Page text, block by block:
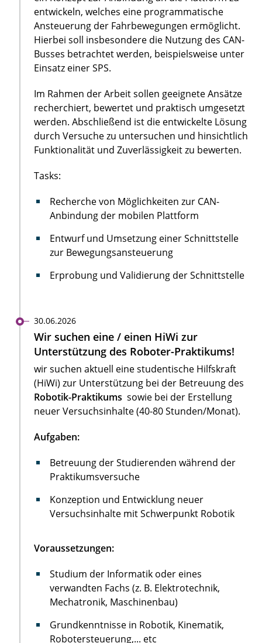
entwickeln, welches eine programmatische
Ansteuerung der Fahrbewegungen ermöglicht.
Hierbei soll insbesondere die Nutzung des CAN-
Busses betrachtet werden, beispielsweise unter
Einsatz einer SPS.
Im Rahmen der Arbeit sollen geeignete Ansätze
recherchiert, bewertet und praktisch umgesetzt
werden. Abschließend ist die entwickelte Lösung
durch Versuche zu untersuchen und hinsichtlich
Funktionalität und Zuverlässigkeit zu bewerten.
Tasks:
Recherche von Möglichkeiten zur CAN-
Anbindung der mobilen Plattform
Entwurf und Umsetzung einer Schnittstelle
zur Bewegungsansteuerung
Erprobung und Validierung der Schnittstelle
30.06.2026
Wir suchen eine / einen HiWi zur
Unterstützung des Roboter-Praktikums!
wir suchen aktuell eine studentische Hilfskraft
(HiWi) zur Unterstützung bei der Betreuung des
Robotik-Praktikums sowie bei der Erstellung
neuer Versuchsinhalte (40-80 Stunden/Monat).
Aufgaben:
Betreuung der Studierenden während der
Praktikumsversuche
Konzeption und Entwicklung neuer
Versuchsinhalte mit Schwerpunkt Robotik
Voraussetzungen:
Studium der Informatik oder eines
verwandten Fachs (z. B. Elektrotechnik,
Mechatronik, Maschinenbau)
Grundkenntnisse in Robotik, Kinematik,
Robotersteuerung,... etc